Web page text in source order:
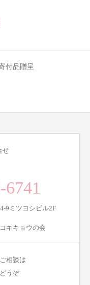
付品贈呈
せ
9ミツヨシビル2F
キキョウの会
相談は
うぞ